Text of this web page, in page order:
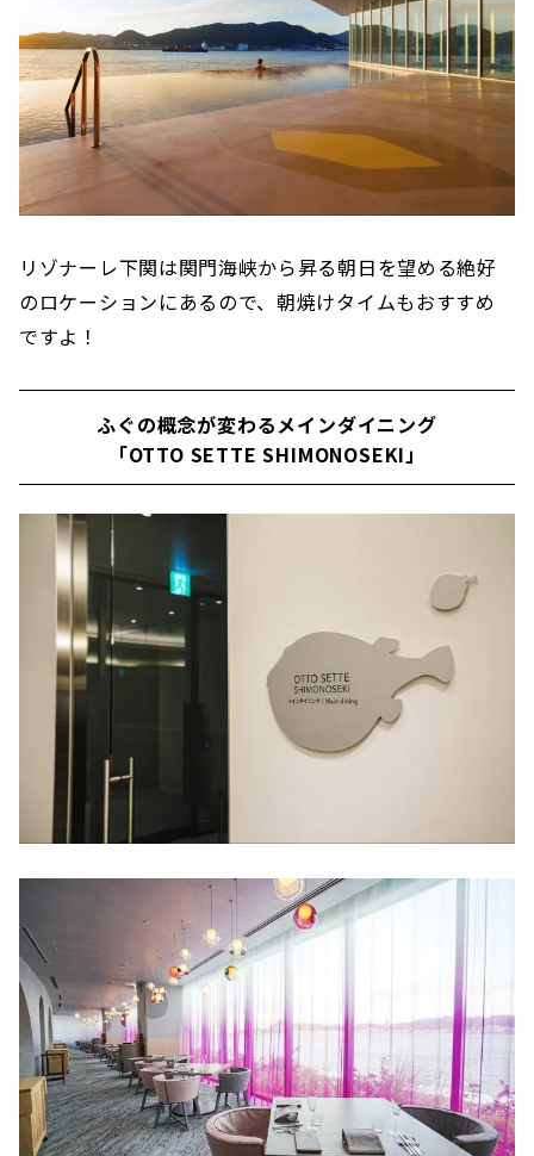
リゾナーレ下関は関門海峡から昇る朝日を望める絶好
のロケーションにあるので、朝焼けタイムもおすすめ
ですよ！
ふぐの概念が変わるメインダイニング
「OTTO SETTE SHIMONOSEKI」